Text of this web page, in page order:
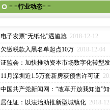
= =行业动态= =
电子发票“无纸化”遇尴尬 2018-12-12
欠缴税款入黑名单起点10万 2018-12-04
证监会：加快推动资本市场数字化转型
11月深圳近1.5万套新房获预售许可证
中国共产党新闻网：“改革开放我知道”
居住证：以法治助推新型城镇化 2018-